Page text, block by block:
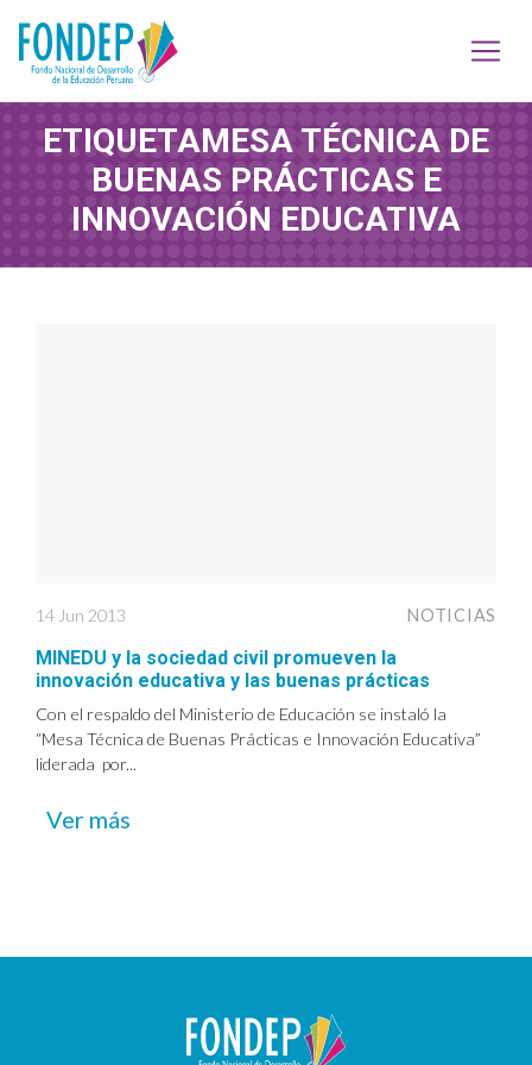
ETIQUETAMESA TÉCNICA DE
BUENAS PRÁCTICAS E
INNOVACIÓN EDUCATIVA
14 Jun 2013 NOTICIAS
MINEDU y la sociedad civil promueven la
innovación educativa y las buenas prácticas
Con el respaldo del Ministerio de Educación se instaló la
“Mesa Técnica de Buenas Prácticas e Innovación Educativa”
liderada por...
Ver más